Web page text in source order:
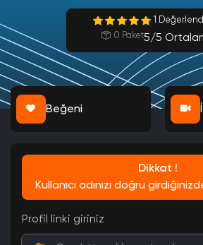
1
0 Paket5/5
Beğeni
Dikkat !
Kullanıcı adınızı doğru
Profil linki giriniz